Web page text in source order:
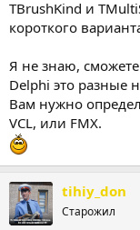
TBrushKind и
короткого
Я не знаю,
Delphi это разные
Вам нужно
VCL, или FMX.
tihiy_don
Старожил